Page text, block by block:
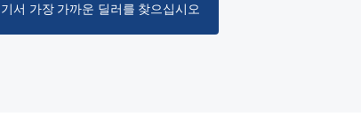
서 가장 가까운 딜러를 찾으십시오